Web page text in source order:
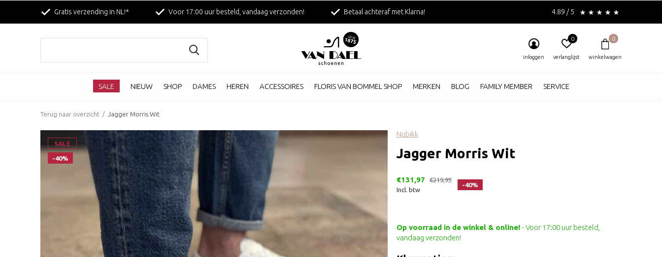
SALE NIEUW SHOP DAMES HEREN ACCESSOIRES FLORIS VAN BOMMEL SHOP MERKEN BLOG FAMILY MEMBER SERVICE
inloggen verlanglijst
0
winkelwagen
0
Gratis verzending in NL!* Voor 17:00 uur besteld, vandaag verzonden! Betaal achteraf met Klarna! 4.89 / 5
Terug naar overzicht Jagger Morris Wit
SALE
-40%
Nubikk
Jagger Morris Wit
€131,97
€219,95
Incl. btw
-40%
Op voorraad in de winkel & online! - Voor 17:00 uur besteld,
vandaag verzonden!